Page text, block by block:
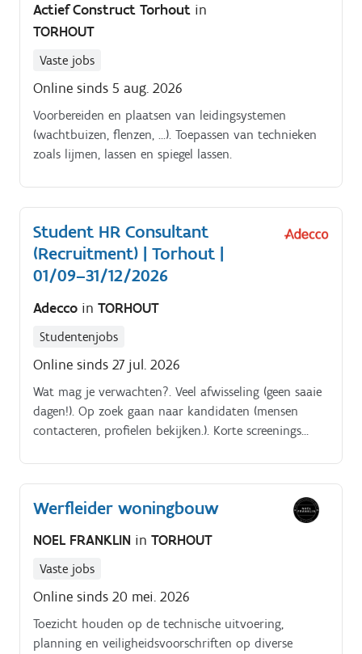
Actief Construct Torhout in
TORHOUT
Vaste jobs
Online sinds 5 aug. 2026
Voorbereiden en plaatsen van leidingsystemen
(wachtbuizen, flenzen, …). Toepassen van technieken
zoals lijmen, lassen en spiegel lassen.
Student HR Consultant
(Recruitment) | Torhout |
01/09–31/12/2026
Adecco in TORHOUT
Studentenjobs
Online sinds 27 jul. 2026
Wat mag je verwachten?. Veel afwisseling (geen saaie
dagen!). Op zoek gaan naar kandidaten (mensen
contacteren, profielen bekijken.). Korte screenings
Werfleider woningbouw
NOEL FRANKLIN in TORHOUT
Vaste jobs
Online sinds 20 mei. 2026
Toezicht houden op de technische uitvoering,
planning en veiligheidsvoorschriften op diverse